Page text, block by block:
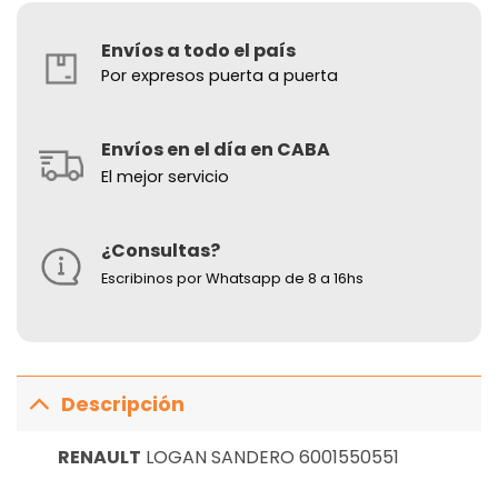
Envíos a todo el país
Por expresos puerta a puerta
Envíos en el día en CABA
El mejor servicio
¿Consultas?
Escribinos por Whatsapp de 8 a 16hs
Descripción
RENAULT LOGAN SANDERO 6001550551